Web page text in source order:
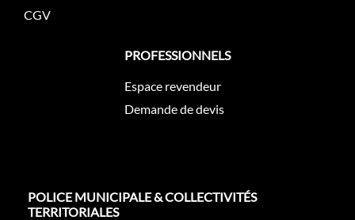
CGV
PROFESSIONNELS
Espace revendeur
Demande de devis
POLICE MUNICIPALE & COLLECTIVITÉS
TERRITORIALES